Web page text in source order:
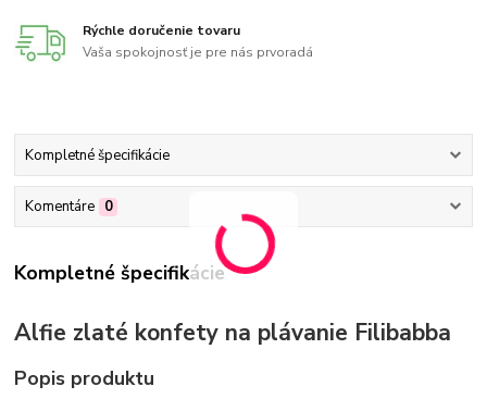
Rýchle doručenie tovaru
Vaša spokojnosť je pre nás prvoradá
Kompletné špecifikácie
Komentáre 0
Kompletné špecifikácie
Alfie zlaté konfety na plávanie Filibabba
Popis produktu